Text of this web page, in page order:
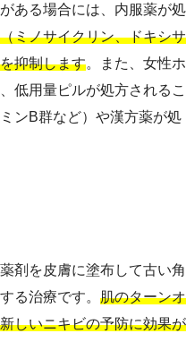
ある場合には、内服薬が処
ミノサイクリン、ドキシサ
抑制します。また、女性ホ
低用量ピルが処方されるこ
ンB群など）や漢方薬が処
剤を皮膚に塗布して古い角
る治療です。 肌のターンオ
しいニキビの予防に効果が